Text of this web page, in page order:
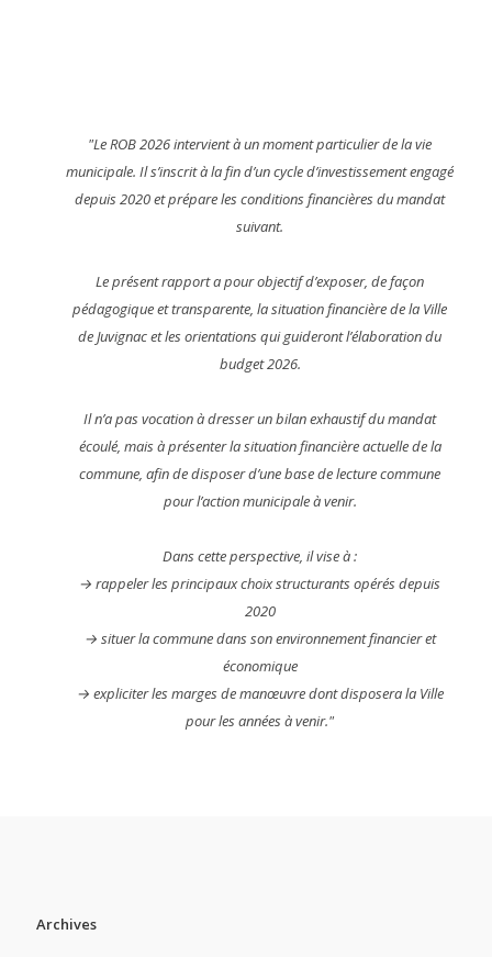
"Le ROB 2026 intervient à un moment particulier de la vie
municipale. Il s’inscrit à la fin d’un cycle d’investissement engagé
depuis 2020 et prépare les conditions financières du mandat
suivant.
Le présent rapport a pour objectif d’exposer, de façon
pédagogique et transparente, la situation financière de la Ville
de Juvignac et les orientations qui guideront l’élaboration du
budget 2026.
Il n’a pas vocation à dresser un bilan exhaustif du mandat
écoulé, mais à présenter la situation financière actuelle de la
commune, afin de disposer d’une base de lecture commune
pour l’action municipale à venir.
Dans cette perspective, il vise à :
→ rappeler les principaux choix structurants opérés depuis
2020
→ situer la commune dans son environnement financier et
économique
→ expliciter les marges de manœuvre dont disposera la Ville
pour les années à venir."
Archives